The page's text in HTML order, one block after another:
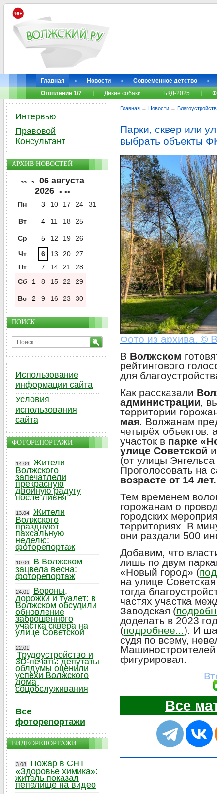
Главная Новости
Современное детство
Отопление 1/7
Дикие собаки БКД-2025
Главная → Новости →
Парки, сквер или
выбрать объекты
Фото из архива. ©
В Волжском
рейтингового
для
Как рассказали
администрации,
территории
мая. Волжанам
четырёх объектов:
участок в парке
улице Советской
(от улицы
Проголосовать на
возрасте от 14 лет.
Тем временем
горожанам о
городских
территориях. В
они раздали 500
Добавим, что
лишь по двум
«Новый город» (
на улице
тогда
частях участка
Заводская (
доделать в 2023
(подробнее...). И
судя по всему,
Машиностроителей
фигурировал.
Все
Интервью
Правовой
Консультант
АРХИВ НОВОСТЕЙ
<< <
06 августа
2026
> >>
Пн 3 10 17 24 31
Вт 4 11 18 25
Ср 5 12 19
26
Чт
6 13 20
27
Пт
7 14 21
28
Сб
1 8 15 22 29
Вс 2 9 16 23 30
ПОИСК
Использование
информации сайта
Условия
использования
сайта
ФОТОРЕПОРТАЖИ
14.04
Жители
Волжского
запечатлели
прекрасную
двойную радугу
после ливня
13.04
Жители
Волжского
празднуют
пахсальную
неделю:
фоторепортаж
10.04
В Волжском
зацвела весна:
фоторепортаж
24.01
Вороны,
дорожки и туалет: в
Волжском обсудили
обновление
заброшенного
участка сквера на
улице Советской
22.01
Трудоустройство и
3D-печать: депутаты
облдумы оценили
успехи Волжского
дома
соцобслуживания
Все
фоторепортажи
ВИДЕОРЕПОРТАЖИ
3.08
Пожар в СНТ
«Здоровье химика»:
житель показал
пепелище на видео